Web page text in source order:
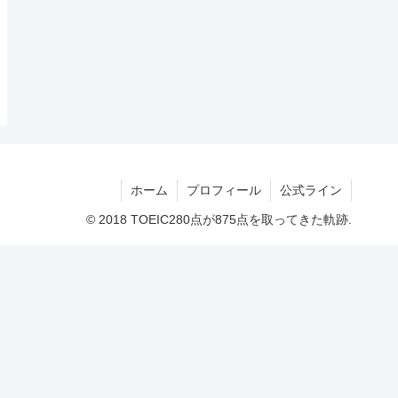
ホーム プロフィール 公式ライン
© 2018 TOEIC280点が875点を取ってきた軌跡.